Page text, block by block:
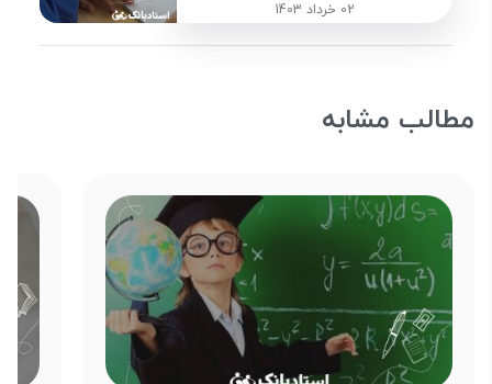
02 خرداد 1403
مطالب مشابه